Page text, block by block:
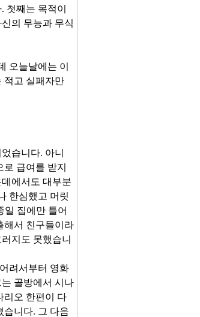
첫째는 목적이
의 무능과 무식
오늘날에는 이
적고 실패자만
습니다. 아니
급여를 받지
에서도 대부분
한심했고 머릿
일 집에만 틀어
해서 친구들이라
지도 못했습니
려서부터 영화
골방에서 시나
리오 한편이 다
습니다. 그 다음